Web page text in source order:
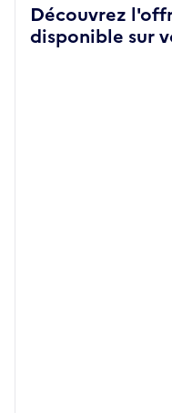
Découvrez
disponible sur